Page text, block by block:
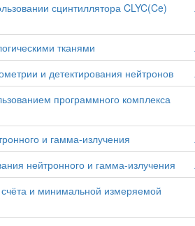
сцинтиллятора CLYC(Ce)
тканями
и детектирования нейтронов
программного комплекса
и гамма-излучения
нейтронного и гамма-излучения
и минимальной измеряемой